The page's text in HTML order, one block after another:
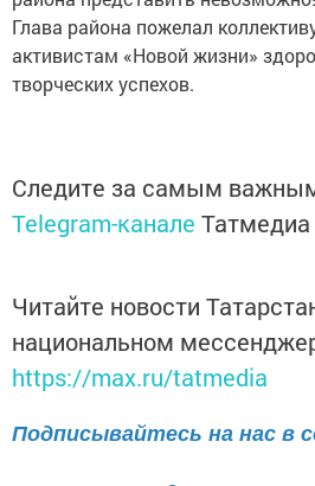
Глава района пожелал
активистам «Новой жизни»
творческих успехов.
Следите за самым
Telegram-канале Татмедиа
Читайте новости
национальном
https://max.ru/tatmedia
Подписывайтесь на нас в